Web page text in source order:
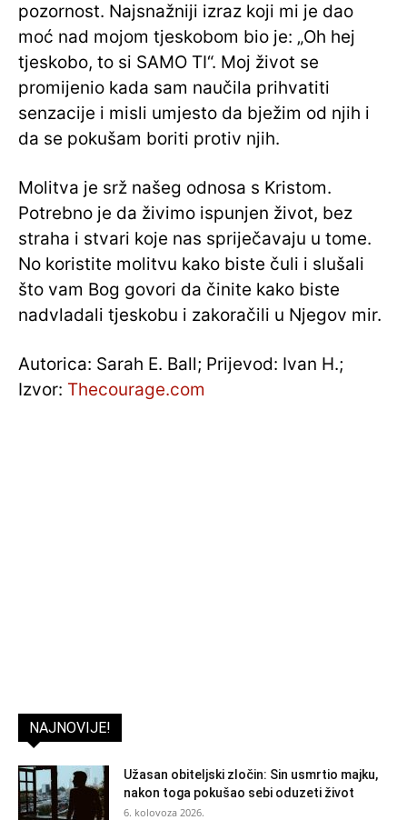
pozornost. Najsnažniji izraz koji mi je dao
moć nad mojom tjeskobom bio je: „Oh hej
tjeskobo, to si SAMO TI“. Moj život se
promijenio kada sam naučila prihvatiti
senzacije i misli umjesto da bježim od njih i
da se pokušam boriti protiv njih.
Molitva je srž našeg odnosa s Kristom.
Potrebno je da živimo ispunjen život, bez
straha i stvari koje nas spriječavaju u tome.
No koristite molitvu kako biste čuli i slušali
što vam Bog govori da činite kako biste
nadvladali tjeskobu i zakoračili u Njegov mir.
Autorica: Sarah E. Ball; Prijevod: Ivan H.;
Izvor: Thecourage.com
NAJNOVIJE!
Užasan obiteljski zločin: Sin usmrtio majku,
nakon toga pokušao sebi oduzeti život
6. kolovoza 2026.